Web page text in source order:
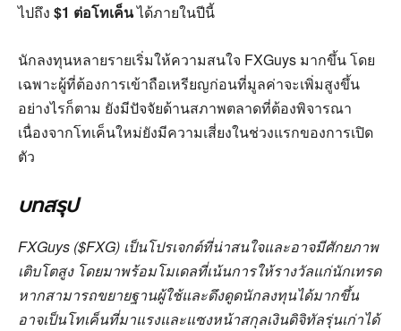
ไปถึง $1 ต่อโทเค็นได้ภายในปีนี้
นักลงทุนหลายรายเริ่มให้ความสนใจ FXGuys มากขึ้น โดย
เฉพาะผู้ที่ต้องการเข้าถือเหรียญก่อนที่มูลค่าจะเพิ่มสูงขึ้น
อย่างไรก็ตาม ยังมีปัจจัยด้านสภาพตลาดที่ต้องพิจารณา
เนื่องจากโทเค็นใหม่ยังมีความเสี่ยงในช่วงแรกของการเปิด
ตัว
บทสรุป
FXGuys ($FXG) เป็นโปรเจกต์ที่น่าสนใจและอาจมีศักยภาพ
เติบโตสูง โดยมาพร้อมโมเดลที่เน้นการให้รางวัลแก่นักเทรด
หากสามารถขยายฐานผู้ใช้และดึงดูดนักลงทุนได้มากขึ้น
อาจเป็นโทเค็นที่มาแรงและแซงหน้าสกุลเงินดิจิทัลรุ่นเก่าได้